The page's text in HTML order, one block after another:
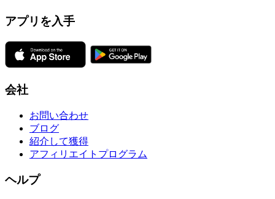
アプリを入手
会社
お問い合わせ
ブログ
紹介して獲得
アフィリエイトプログラム
ヘルプ